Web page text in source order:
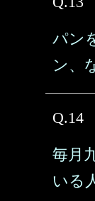
パン
ン、
Q.14
毎月
いる